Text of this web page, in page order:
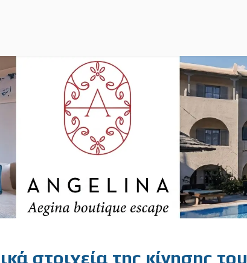
στοιχεία της κίνησης του